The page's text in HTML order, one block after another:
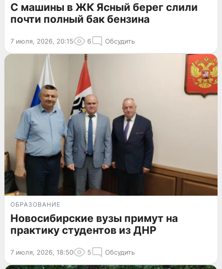
С машины в ЖК Ясный берег слили
почти полный бак бензина
7 июля, 2026, 20:15 6 Обсудить
ОБРАЗОВАНИЕ
Новосибирские вузы примут на
практику студентов из ДНР
7 июля, 2026, 18:50 5 Обсудить